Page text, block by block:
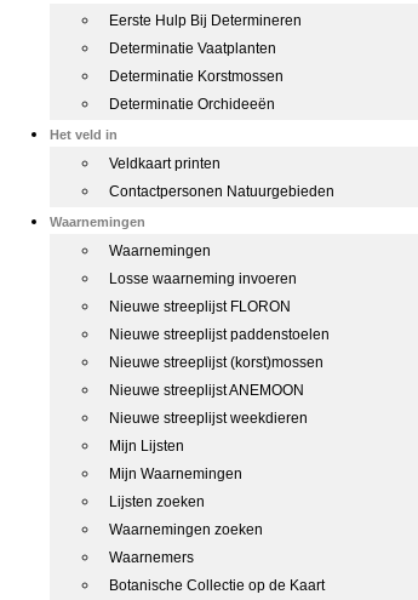
Eerste Hulp Bij Determineren
Determinatie Vaatplanten
Determinatie Korstmossen
Determinatie Orchideeën
Het veld in
Veldkaart printen
Contactpersonen Natuurgebieden
Waarnemingen
Waarnemingen
Losse waarneming invoeren
Nieuwe streeplijst FLORON
Nieuwe streeplijst paddenstoelen
Nieuwe streeplijst (korst)mossen
Nieuwe streeplijst ANEMOON
Nieuwe streeplijst weekdieren
Mijn Lijsten
Mijn Waarnemingen
Lijsten zoeken
Waarnemingen zoeken
Waarnemers
Botanische Collectie op de Kaart